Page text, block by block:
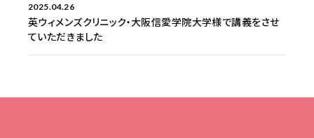
2025.04.26
英ウィメンズクリニック・大阪信愛学院大学様で講義をさせ
ていただきました